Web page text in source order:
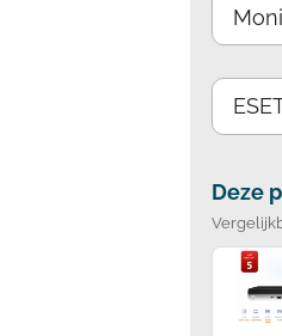
Deze